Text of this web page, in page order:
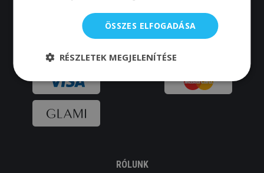
RÓLUNK
ÖSSZES ELFOGADÁSA
RÉSZLETEK MEGJELENÍTÉSE